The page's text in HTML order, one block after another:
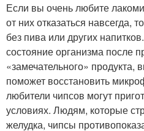
Если вы очень любите
от них отказаться навсегда,
без пива или других
состояние организма после
«замечательного»
поможет восстановить
любители чипсов могут
условиях. Людям, которые
желудка, чипсы